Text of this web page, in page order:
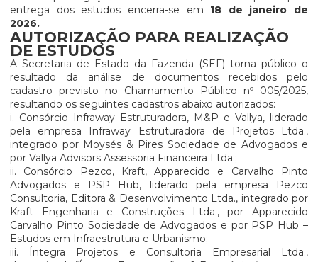
entrega dos estudos encerra-se em 18 de janeiro de
2026.
AUTORIZAÇÃO PARA REALIZAÇÃO
DE ESTUDOS
A Secretaria de Estado da Fazenda (SEF) torna público o
resultado da análise de documentos recebidos pelo
cadastro previsto no Chamamento Público nº 005/2025,
resultando os seguintes cadastros abaixo autorizados:
i. Consórcio Infraway Estruturadora, M&P e Vallya, liderado
pela empresa Infraway Estruturadora de Projetos Ltda.,
integrado por Moysés & Pires Sociedade de Advogados e
por Vallya Advisors Assessoria Financeira Ltda.;
ii. Consórcio Pezco, Kraft, Apparecido e Carvalho Pinto
Advogados e PSP Hub, liderado pela empresa Pezco
Consultoria, Editora & Desenvolvimento Ltda., integrado por
Kraft Engenharia e Construções Ltda., por Apparecido
Carvalho Pinto Sociedade de Advogados e por PSP Hub –
Estudos em Infraestrutura e Urbanismo;
iii. Íntegra Projetos e Consultoria Empresarial Ltda.,